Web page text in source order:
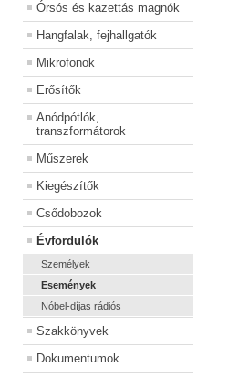
Órsós és kazettás magnók
Hangfalak, fejhallgatók
Mikrofonok
Erősítők
Anódpótlók,
transzformátorok
Műszerek
Kiegészítők
Csődobozok
Évfordulók
Személyek
Események
Nóbel-díjas rádiós
Szakkönyvek
Dokumentumok